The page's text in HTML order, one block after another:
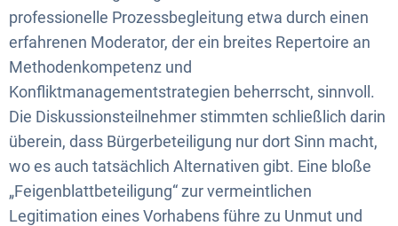
professionelle Prozessbegleitung etwa durch einen
erfahrenen Moderator, der ein breites Repertoire an
Methodenkompetenz und
Konfliktmanagementstrategien beherrscht, sinnvoll.
Die Diskussionsteilnehmer stimmten schließlich darin
überein, dass Bürgerbeteiligung nur dort Sinn macht,
wo es auch tatsächlich Alternativen gibt. Eine bloße
„Feigenblattbeteiligung“ zur vermeintlichen
Legitimation eines Vorhabens führe zu Unmut und